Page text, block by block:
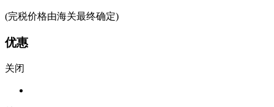
(完税价格由海关最终确定)
优惠
关闭